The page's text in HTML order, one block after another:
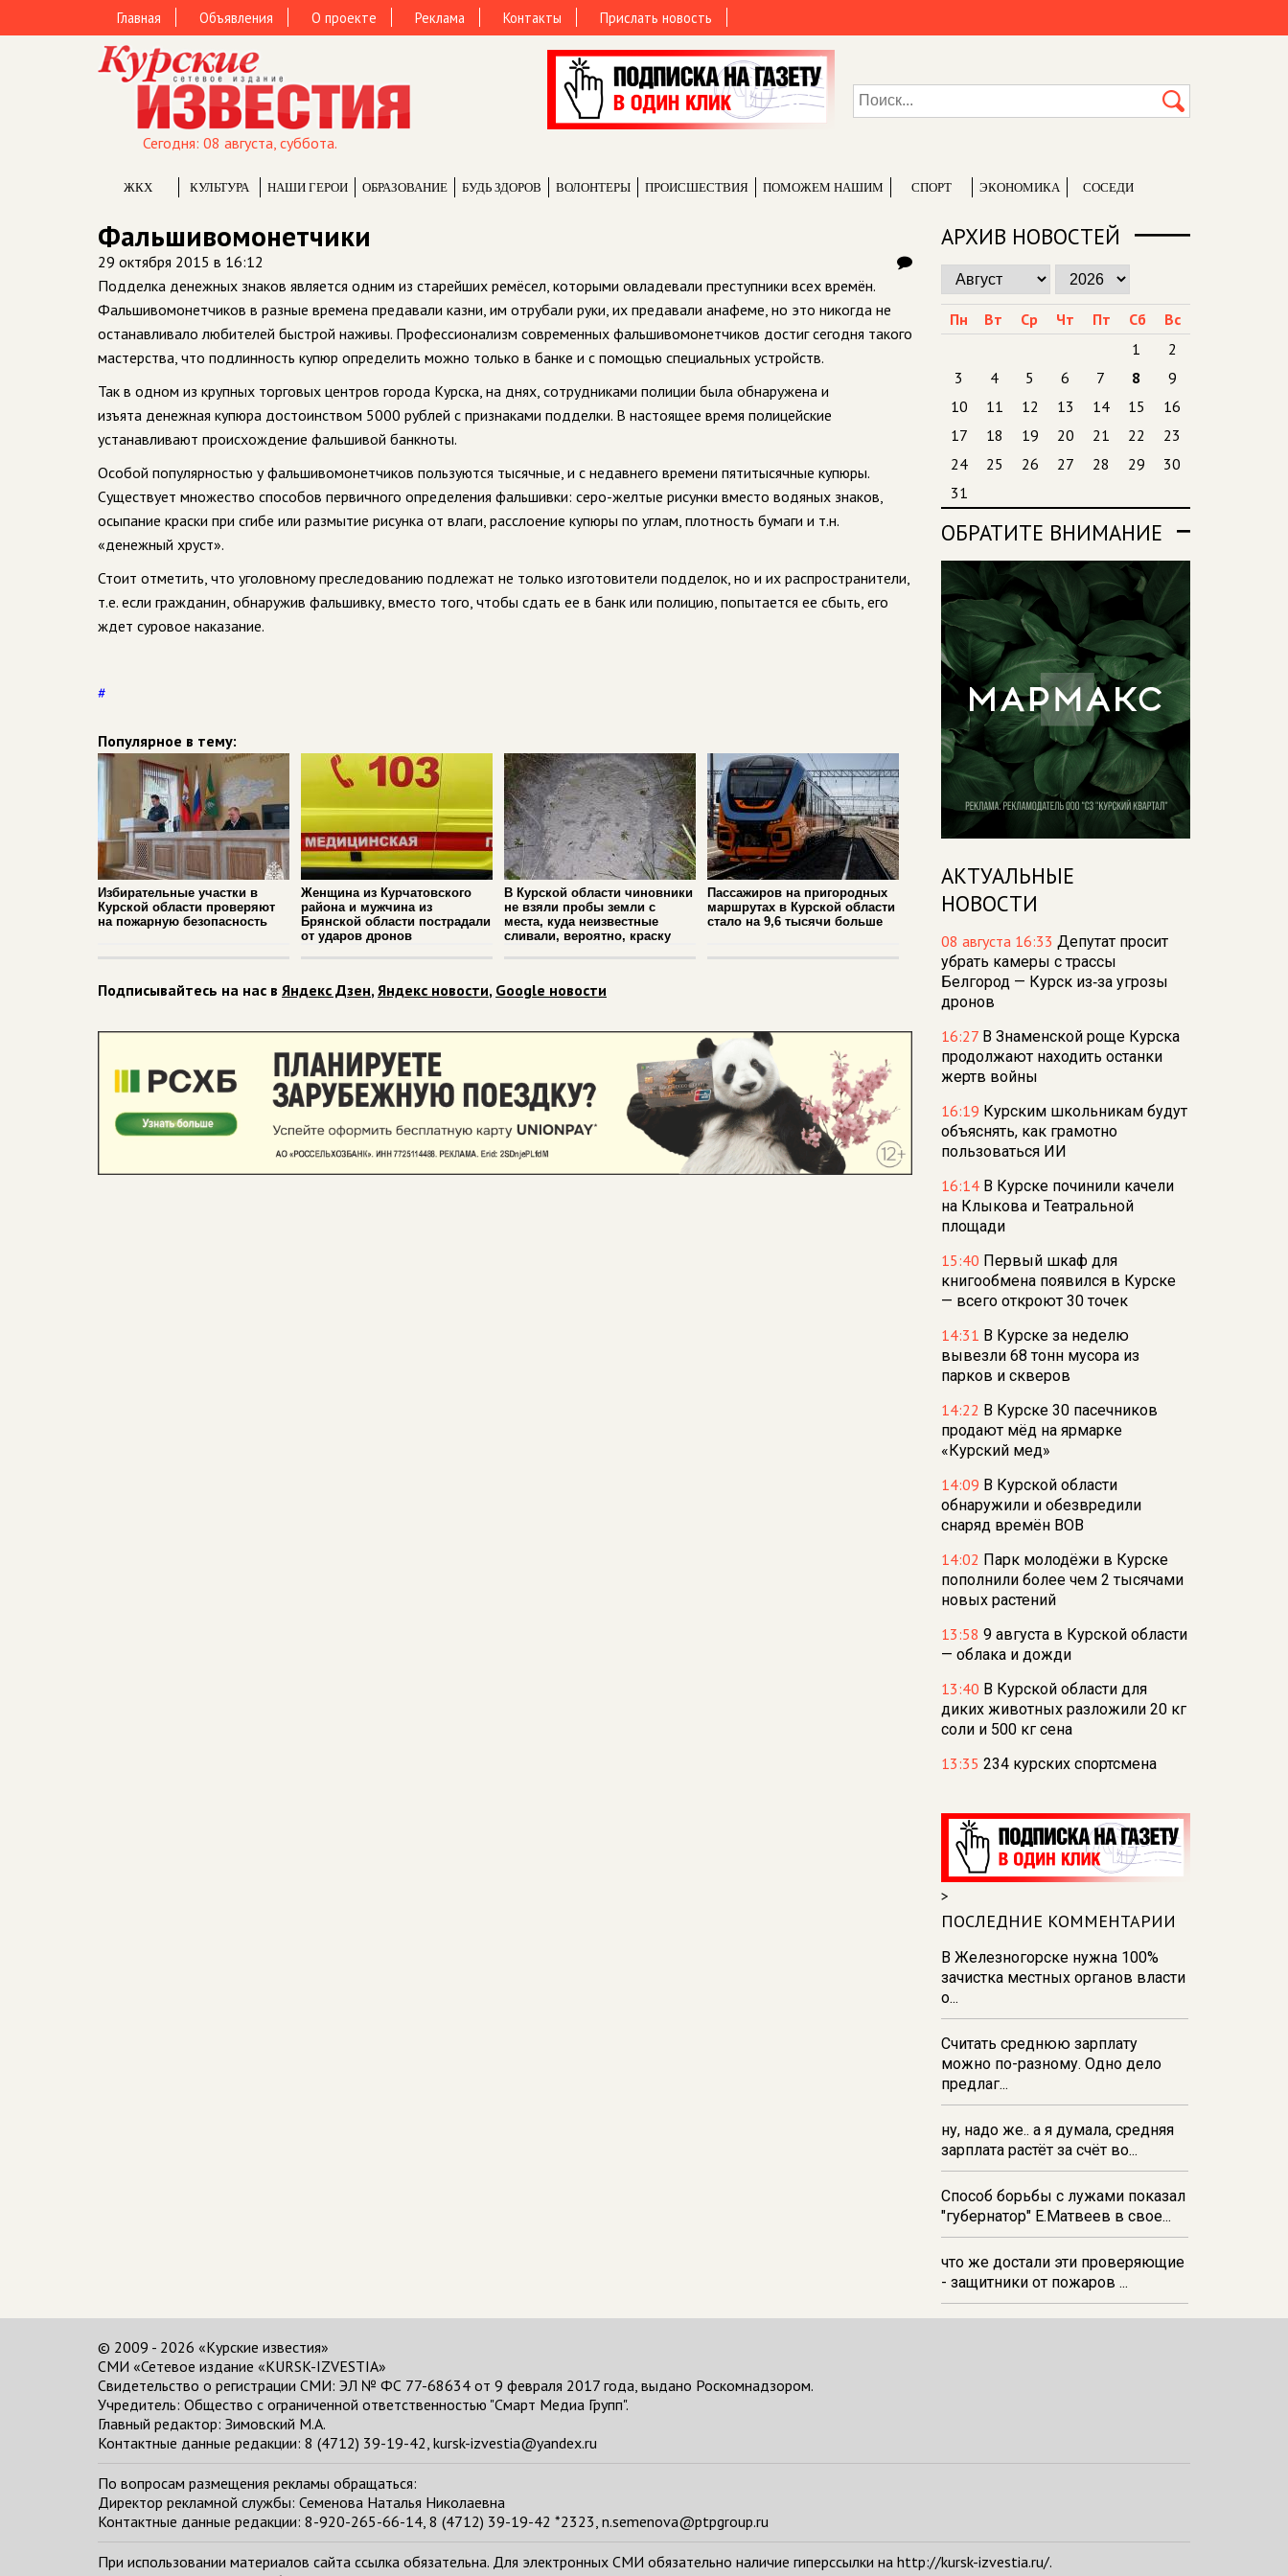
Главная Объявления О проекте Реклама Контакты Прислать новость
Сегодня: 08 августа, суббота.
ЖКХ КУЛЬТУРА НАШИ ГЕРОИ ОБРАЗОВАНИЕ БУДЬ ЗДОРОВ ВОЛОНТЕРЫ ПРОИCШЕСТВИЯ ПОМОЖЕМ НАШИМ СПОРТ ЭКОНОМИКА СОСЕДИ
Фальшивомонетчики
29 октября 2015 в 16:12
Подделка денежных знаков является одним из старейших ремёсел, которыми овладевали преступники всех времён.
Фальшивомонетчиков в разные времена предавали казни, им отрубали руки, их предавали анафеме, но это никогда не
останавливало любителей быстрой наживы. Профессионализм современных фальшивомонетчиков достиг сегодня такого
мастерства, что подлинность купюр определить можно только в банке и с помощью специальных устройств.
Так в одном из крупных торговых центров города Курска, на днях, сотрудниками полиции была обнаружена и
изъята денежная купюра достоинством 5000 рублей с признаками подделки. В настоящее время полицейские
устанавливают происхождение фальшивой банкноты.
Особой популярностью у фальшивомонетчиков пользуются тысячные, и с недавнего времени пятитысячные купюры.
Существует множество способов первичного определения фальшивки: серо-желтые рисунки вместо водяных знаков,
осыпание краски при сгибе или размытие рисунка от влаги, расслоение купюры по углам, плотность бумаги и т.н.
«денежный хруст».
Стоит отметить, что уголовному преследованию подлежат не только изготовители подделок, но и их распространители,
т.е. если гражданин, обнаружив фальшивку, вместо того, чтобы сдать ее в банк или полицию, попытается ее сбыть, его
ждет суровое наказание.
#
Популярное в тему:
Избирательные участки в
Курской области проверяют
на пожарную безопасность
Женщина из Курчатовского
района и мужчина из
Брянской области пострадали
от ударов дронов
В Курской области чиновники
не взяли пробы земли с
места, куда неизвестные
сливали, вероятно, краску
Пассажиров на пригородных
маршрутах в Курской области
стало на 9,6 тысячи больше
Подписывайтесь на нас в Яндекс Дзен,Яндекс новости, Google новости
АРХИВ НОВОСТЕЙ
Пн Вт Ср Чт Пт Сб
Вс
1
2
3
4 5 6 7 8
9
10
11 12 13 14 15
16
17
18 19 20 21 22
23
24
25 26 27 28 29
30
31
ОБРАТИТЕ ВНИМАНИЕ
АКТУАЛЬНЫЕ
НОВОСТИ
08 августа 16:33 Депутат просит
убрать камеры с трассы
Белгород — Курск из‑за угрозы
дронов
16:27 В Знаменской роще Курска
продолжают находить останки
жертв войны
16:19 Курским школьникам будут
объяснять, как грамотно
пользоваться ИИ
16:14 В Курске починили качели
на Клыкова и Театральной
площади
15:40 Первый шкаф для
книгообмена появился в Курске
— всего откроют 30 точек
14:31 В Курске за неделю
вывезли 68 тонн мусора из
парков и скверов
14:22 В Курске 30 пасечников
продают мёд на ярмарке
«Курский мед»
14:09 В Курской области
обнаружили и обезвредили
снаряд времён ВОВ
14:02 Парк молодёжи в Курске
пополнили более чем 2 тысячами
новых растений
13:58 9 августа в Курской области
— облака и дожди
13:40 В Курской области для
диких животных разложили 20 кг
соли и 500 кг сена
13:35 234 курских спортсмена
13:31В Курске и Железногорске
прошли баскетбольные
мастер‑классы Егора Вяльцева
13:26137 детей из Курской
области поехали отдыхать в
Анапу
13:19Спасатели Курска испытали
силу в перетягивании каната
>
ПОСЛЕДНИЕ КОММЕНТАРИИ
В Железногорске нужна 100%
зачистка местных органов власти
о...
Считать среднюю зарплату
можно по-разному. Одно дело
предлаг...
ну, надо же.. а я думала, средняя
зарплата растёт за счёт во...
Способ борьбы с лужами показал
"губернатор" Е.Матвеев в свое...
что же достали эти проверяющие
- защитники от пожаров ...
© 2009 - 2026 «Курские известия»
СМИ «Сетевое издание «KURSK-IZVESTIA»
Свидетельство о регистрации СМИ: ЭЛ № ФС 77-68634 от 9 февраля 2017 года, выдано Роскомнадзором.
Учредитель: Общество с ограниченной ответственностью "Смарт Медиа Групп".
Главный редактор: Зимовский М.А.
Контактные данные редакции: 8 (4712) 39-19-42, kursk-izvestia@yandex.ru
По вопросам размещения рекламы обращаться:
Директор рекламной службы: Семенова Наталья Николаевна
Контактные данные редакции: 8-920-265-66-14, 8 (4712) 39-19-42 *2323, n.semenova@ptpgroup.ru
При использовании материалов сайта ссылка обязательна. Для электронных СМИ обязательно наличие гиперссылки на http://kursk-izvestia.ru/.